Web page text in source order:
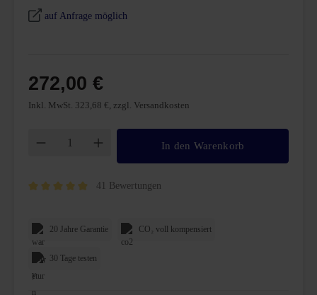
41 Bewertungen
20 Jahre Garantie CO₂ voll kompensiert
30 Tage testen
272,00 €
Inkl. MwSt. 323,68 €, zzgl. Versandkosten
auf Anfrage möglich
Produkt Anzahl: Gib den gewünschten
In den Warenkorb